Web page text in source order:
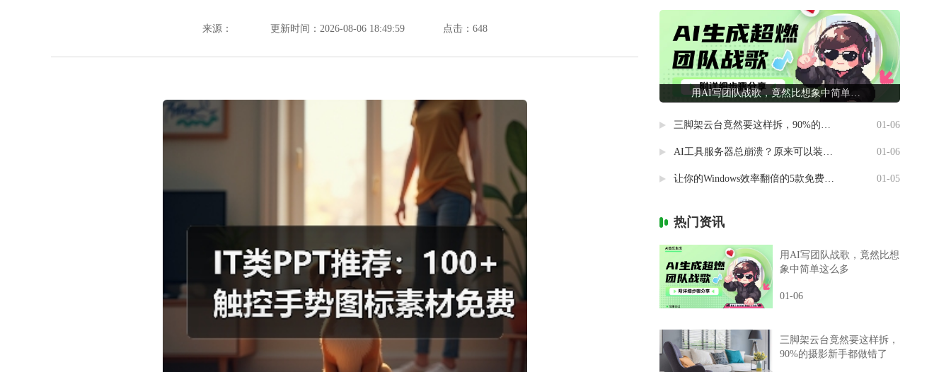
来源： 更新时间：2026-08-06 18:49:59 点击： 648
用AI写团队战歌，竟然比想象中简单这么多
三脚架云台竟然要这样拆，90%的摄影新手都做错了 01-06
AI工具服务器总崩溃？原来可以装进自己电脑里 01-06
让你的Windows效率翻倍的5款免费神器 01-05
热门资讯
用AI写团队战歌，竟然比想
象中简单这么多
01-06
三脚架云台竟然要这样拆，
90%的摄影新手都做错了